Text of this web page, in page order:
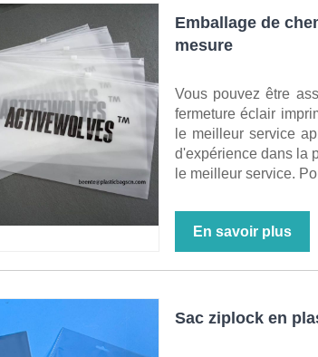
Emballage de
mesure
Vous pouvez être
fermeture éclair
le meilleur service
d'expérience dans la
le meilleur service.
En savoir plus
Sac ziplock en